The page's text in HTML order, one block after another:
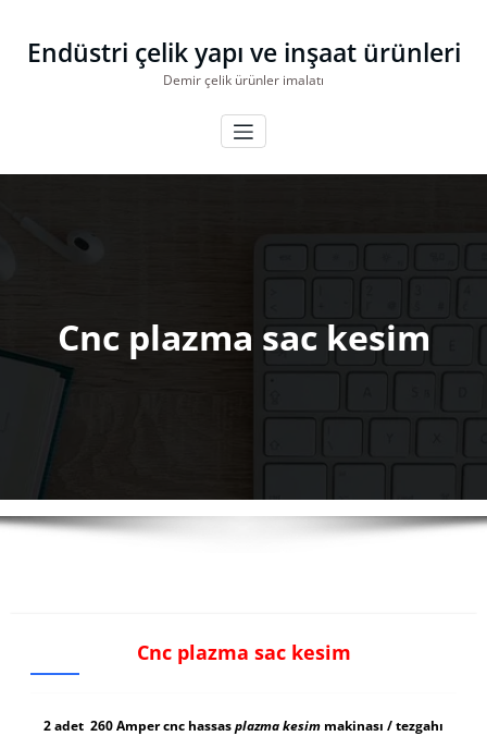
Endüstri çelik yapı ve inşaat ürünleri
Demir çelik ürünler imalatı
Cnc plazma sac kesim
Cnc plazma sac kesim
2 adet 260 Amper cnc hassasplazma kesim makinası / tezgahı